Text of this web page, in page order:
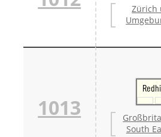
Zürich
1013
South